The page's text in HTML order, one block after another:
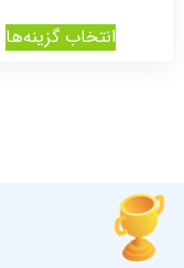
انتخاب گزینه‌ها